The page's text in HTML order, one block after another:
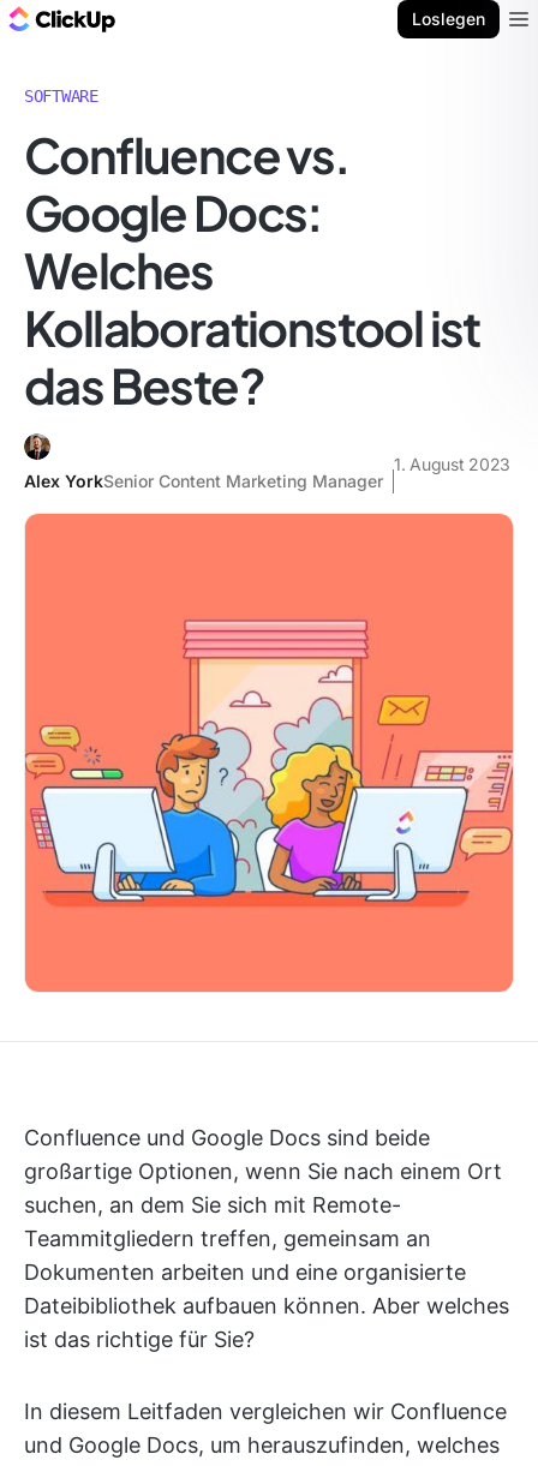
Loslegen
SOFTWARE
Confluence vs.
Google Docs:
Welches
Kollaborationstool ist
das Beste?
Alex YorkSenior Content Marketing Manager
1. August 2023
Confluence und Google Docs sind beide
großartige Optionen, wenn Sie nach einem Ort
suchen, an dem Sie sich mit Remote-
Teammitgliedern treffen, gemeinsam an
Dokumenten arbeiten und eine organisierte
Dateibibliothek aufbauen können. Aber welches
ist das richtige für Sie?
In diesem Leitfaden vergleichen wir Confluence
und Google Docs, um herauszufinden, welches